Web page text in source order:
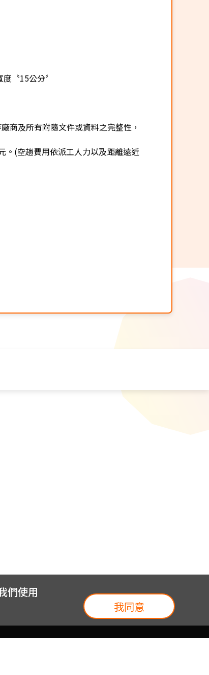
〝15公分〞
商及所有附隨文件或資料之完整性，
(空趟費用依派工人力以及距離遠近
們使用
我同意